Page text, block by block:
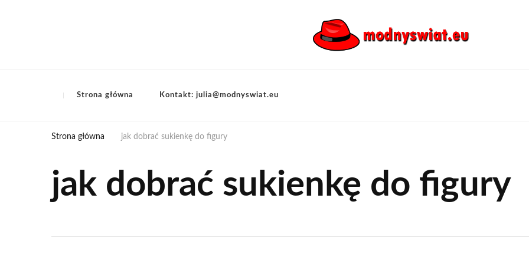
Strona główna Kontakt: julia@modnyswiat.eu
Strona główna jak dobrać sukienkę do figury
jak dobrać sukienkę do figury